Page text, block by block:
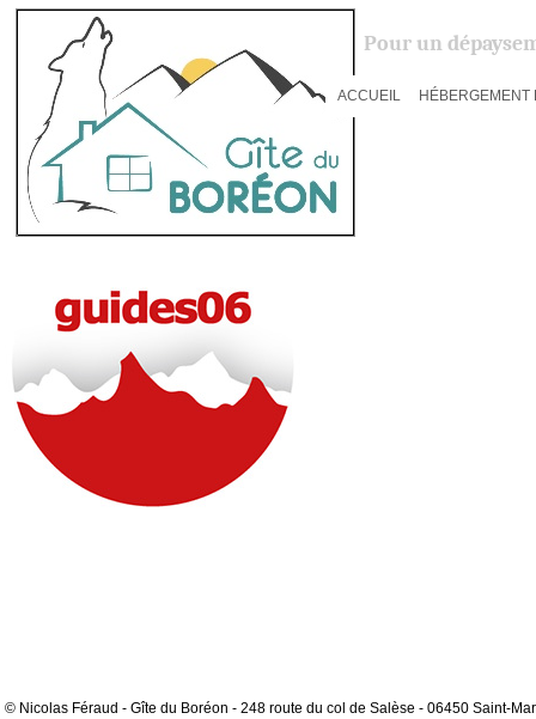
Pour un
ACCUEIL HÉBERGEMENT
© Nicolas Féraud - Gîte du Boréon - 248 route du col de Salèse - 06450 Saint-